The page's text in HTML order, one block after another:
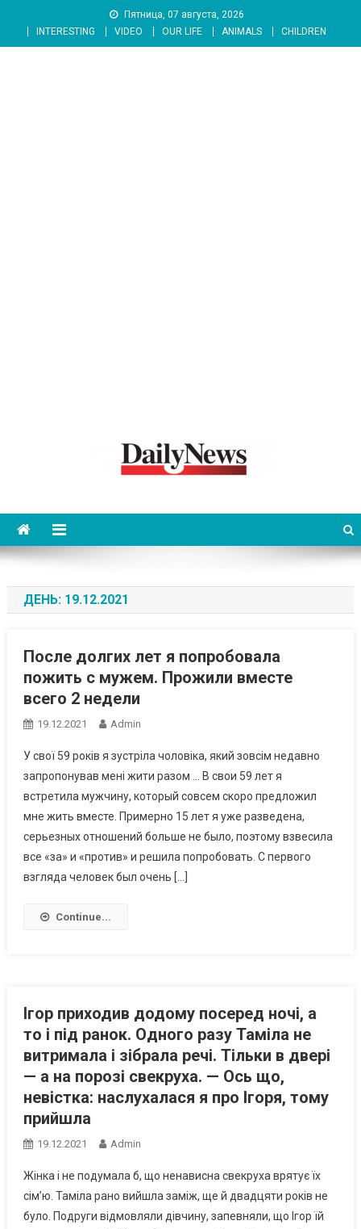
content
Пятница, 07 августа, 2026
INTERESTING
VIDEO OUR LIFE ANIMALS CHILDREN
ДЕНЬ: 19.12.2021
После долгих лет я попробовала
пожить с мужем. Прожили вместе
всего 2 недели
19.12.2021 Admin
У свої 59 років я зустріла чоловіка, який зовсім недавно
запропонував мені жити разом … В свои 59 лет я
встретила мужчину, который совсем скоро предложил
мне жить вместе. Примерно 15 лет я уже разведена,
серьезных отношений больше не было, поэтому взвесила
все «за» и «против» и решила попробовать. С первого
взгляда человек был очень […]
Continue...
Ігор приходив додому посеред ночі, а
то і під ранок. Одного разу Таміла не
витримала і зібрала речі. Тільки в двері
— а на порозі свекруха. — Ось що,
невістка: наслухалася я про Ігоря, тому
прийшла
19.12.2021 Admin
Жінка і не подумала б, що ненависна свекруха врятує їх
сім’ю. Таміла рано вийшла заміж, ще й двадцяти років не
було. Подруги відмовляли дівчину, запевняли, що Ігор їй